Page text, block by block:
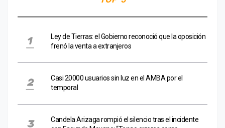
Ley de Tierras: el Gobierno reconoció que la oposición
frenó la venta a extranjeros
Casi 20000 usuarios sin luz en el AMBA por el
temporal
Candela Arizaga rompió el silencio tras el incidente